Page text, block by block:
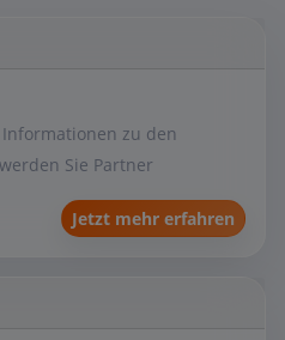
zu den
Sie Partner
Jetzt mehr erfahren